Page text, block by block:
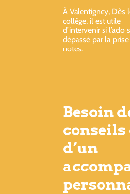
À Valentigney, Dès
collège, il est utile
d’intervenir si l’ado
dépassé par la
notes.
Besoin
conseils
d’un